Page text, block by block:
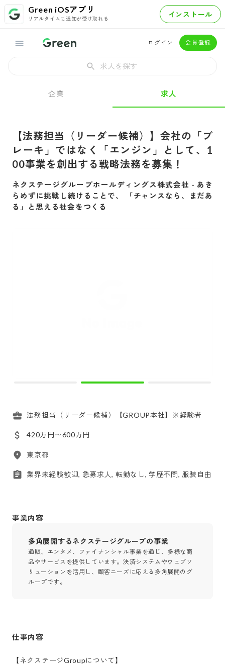
Green iOSアプリ
リアルタイムに通知が受け取れる インストール
ログイン 会員登録
求人を探す
企業 求人
【法務担当（リーダー候補）】会社の「ブ
レーキ」ではなく「エンジン」として、1
00事業を創出する戦略法務を募集！
ネクステージグループホールディングス株式会社 - あき
らめずに挑戦し続けることで、 「チャンスなら、まだあ
る」と思える社会をつくる
法務担当（リーダー候補）【GROUP本社】※経験者
420万円〜600万円
東京都
業界未経験歓迎, 急募求人, 転勤なし, 学歴不問, 服装自由
事業内容
多角展開するネクステージグループの事業
通販、エンタメ、ファイナンシャル事業を通じ、多様な商
品やサービスを提供しています。決済システムやウェブソ
リューションを活用し、顧客ニーズに応える多角展開のグ
ループです。
仕事内容
【ネクステージGroupについて】